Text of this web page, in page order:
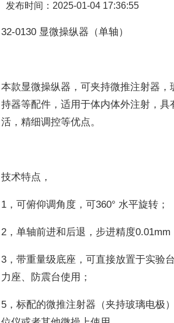
发布时间：2025-01-04 17:36:55
32-0130 显微操纵器（单轴）
本款显微操纵器，可夹持微推注射器，
持器等配件，适用于体内体外注射，具
活，精细调控等优点。
技术特点，
1，可俯仰调角度，可360° 水平旋转；
2，单轴前进和后退，步进精度0.01mm
3，带重量级底座，可直接放置于实验
力座、防震台使用；
5，标配的微推注射器（夹持玻璃电极